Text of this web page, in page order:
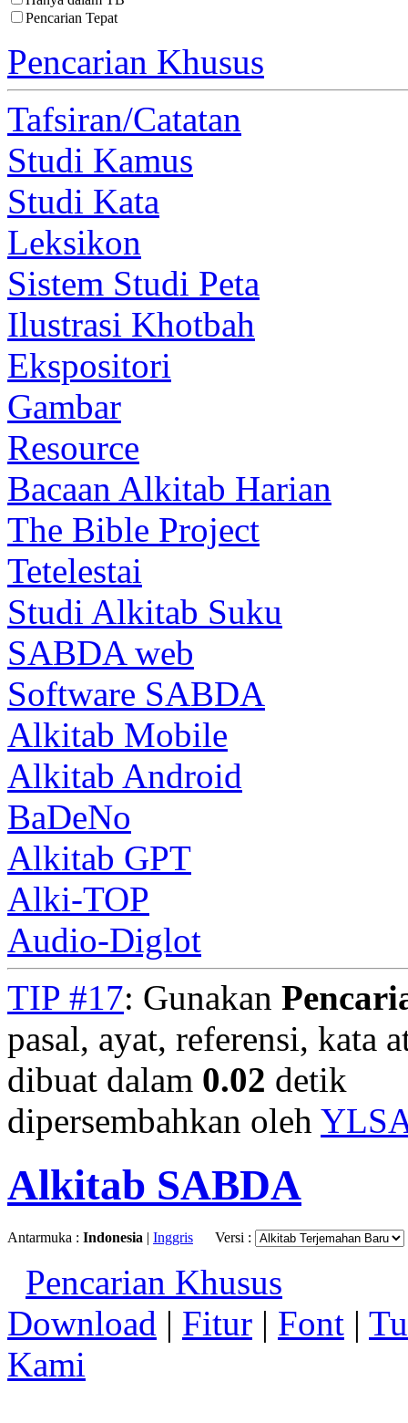
Pencarian Tepat
Pencarian Khusus
Tafsiran/Catatan
Studi Kamus
Studi Kata
Leksikon
Sistem Studi Peta
Ilustrasi Khotbah
Ekspositori
Gambar
Resource
Bacaan Alkitab Harian
The Bible Project
Tetelestai
Studi Alkitab Suku
SABDA web
Software SABDA
Alkitab Mobile
Alkitab Android
BaDeNo
Alkitab GPT
Alki-TOP
Audio-Diglot
TIP #17: Gunakan
pasal, ayat, referensi, kata
dibuat dalam 0.02 detik
dipersembahkan oleh
Alkitab SABDA
Antarmuka : Indonesia | Inggris Versi :
Pencarian Khusus
Download | Fitur | Font |
Kami